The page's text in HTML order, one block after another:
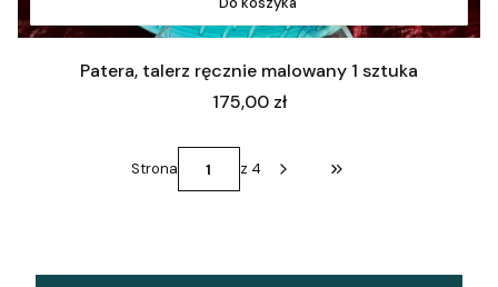
Patera, talerz ręcznie malowany 1 sztuka
Cena
175,00 zł
Strona z 4 Przejdź do ostatniej